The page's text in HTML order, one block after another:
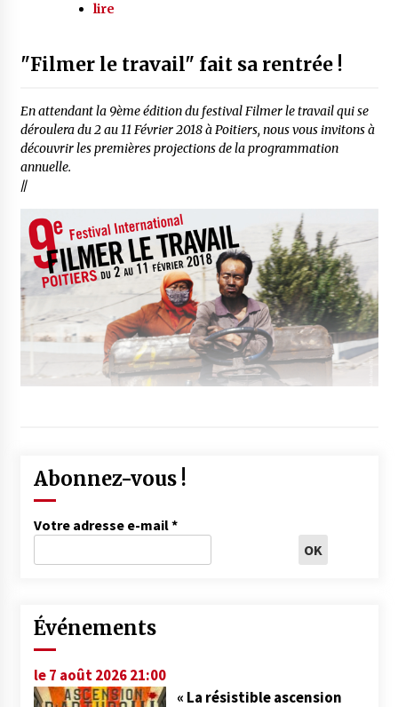
lire
"Filmer le travail" fait sa rentrée !
En attendant la 9ème édition du festival Filmer le travail qui se
déroulera du 2 au 11 Février 2018 à Poitiers, nous vous invitons à
découvrir les premières projections de la programmation
annuelle.
//
Abonnez-vous !
Votre adresse e-mail*
Événements
le 7 août 2026 21:00
« La résistible ascension